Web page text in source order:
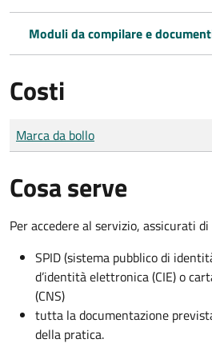
Moduli da compilare e
Costi
Tipo di pagamento
Importo
Marca da bollo
Cosa serve
Per accedere al servizio, assicurati
SPID (sistema pubblico di
d’identità elettronica (CIE) o
(CNS)
tutta la documentazione
della pratica.